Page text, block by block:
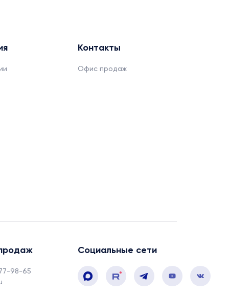
Контакты
Офис продаж
98-65
Социальные сети